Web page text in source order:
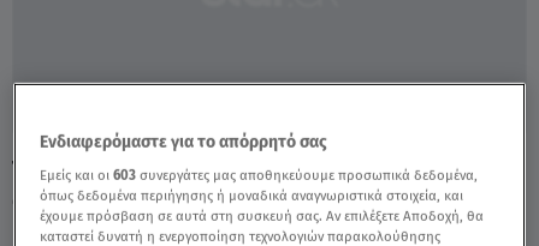
Τοξότης 18/10/21: Η επικοινωνία σε
φυσιολογικούς ρυθμούς - Video
Ενδιαφερόμαστε για το απόρρητό σας
Εμείς και οι603 συνεργάτες μας αποθηκεύουμε προσωπικά δεδομένα,
όπως δεδομένα περιήγησης ή μοναδικά αναγνωριστικά στοιχεία, και
έχουμε πρόσβαση σε αυτά στη συσκευή σας. Αν επιλέξετε Αποδοχή, θα
καταστεί δυνατή η ενεργοποίηση τεχνολογιών παρακολούθησης